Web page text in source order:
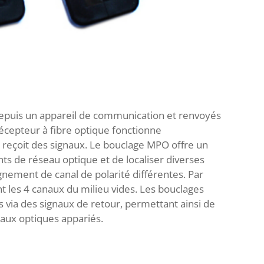
un appareil de communication et renvoyés
à fibre optique fonctionne
des signaux. Le bouclage MPO offre un
de réseau optique et de localiser diverses
de canal de polarité différentes. Par
4 canaux du milieu vides. Les bouclages
des signaux de retour, permettant ainsi de
optiques appariés.